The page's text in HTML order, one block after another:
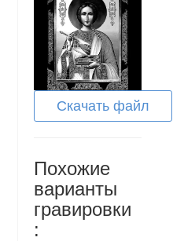
Скачать файл
Похожие
варианты
гравировки
: